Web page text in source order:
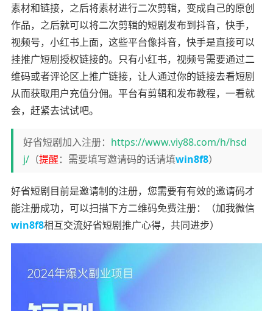
素材和链接，之后将素材进行二次剪辑，变成自己的原创
作品，之后就可以将二次剪辑的短剧发布到抖音，快手，
视频号，小红书上面，这些平台像抖音，快手是直接可以
挂推广短剧授权链接的。只有小红书，视频号需要通过二
维码或者评论区上推广链接，让人通过你的链接去看短剧
从而获取用户充值分佣。平台有剪辑和发布教程，一看就
会，赶紧去试试吧。
好省短剧加入注册： https://www.viy88.com/h/hsd
j/（提醒：需要填写邀请码的话请填win8f8）
好省短剧目前是邀请制的注册，您需要有有效的邀请码才
能注册成功，可以扫描下方二维码免费注册：（加我微信
win8f8相互交流好省短剧推广心得，共同进步）